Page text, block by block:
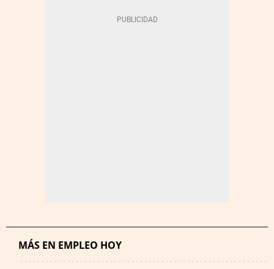
MÁS EN EMPLEO HOY